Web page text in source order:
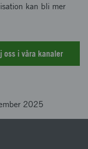
kan bli mer
oss i våra kanaler
2025